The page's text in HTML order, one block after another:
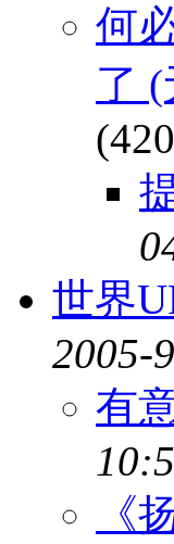
何
了
世界
2005-
有
《